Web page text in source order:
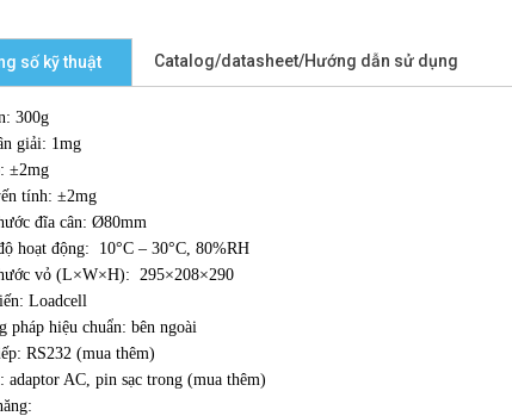
số kỹ thuật Catalog/datasheet/Hướng dẫn sử dụng
300g
giải: 1mg
±2mg
tính: ±2mg
đĩa cân: Ø80mm
hoạt động: 10°C – 30°C, 80%RH
vỏ (L×W×H): 295×208×290
Loadcell
pháp hiệu chuẩn: bên ngoài
RS232 (mua thêm)
adaptor AC, pin sạc trong (mua thêm)